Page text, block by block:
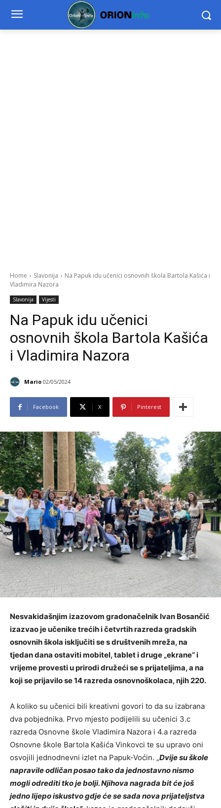
Home Slavonija
Na Papuk idu učenici osnovnih škola Bartola Kašića i
Vladimira Nazora
Slavonija Vijesti
Na Papuk idu učenici
osnovnih škola Bartola Kašića
i Vladimira Nazora
Mario 02/05/2024
Facebook X Pinterest
Nesvakidašnjim izazovom gradonačelnik Ivan Bosančić
izazvao je učenike trećih i četvrtih razreda gradskih
osnovnih škola isključiti se s društvenih mreža, na
tjedan dana ostaviti mobitel, tablet i druge „ekrane“ i
vrijeme provesti u prirodi družeći se s prijateljima, a na
koji se prijavilo se 14 razreda osnovnoškolaca, njih 220.
A koliko su učenici bili kreativni govori to da su izabrana
dva pobjednika. Prvo mjesto podijelili su učenici 3.c
razreda Osnovne škole Vladimira Nazora i 4.a razreda
Osnovne škole Bartola Kašića Vinkovci te su upravo oni
osvojili jednodnevni izlet na Papuk-Voćin. „Dvije su škole
napravile odličan posao tako da jednostavno nismo
mogli odrediti tko je bolji. Njihova nagrada bit će još
jedno lijepo iskustvo gdje će se sada nova prijateljstva